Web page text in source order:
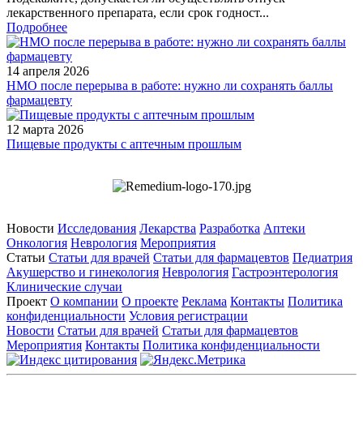
лекарственного препарата, если срок годност...
Подробнее
14 апреля 2026
НМО после перерыва в работе: нужно ли сохранять баллы
фармацевту
12 марта 2026
Пищевые продукты с аптечным прошлым
Новости Исследования Лекарства Разработка Аптеки
Онкология Неврология Мероприятия
Статьи Статьи для врачей Статьи для фармацевтов Педиатрия
Акушерство и гинекология Неврология Гастроэнтерология
Клинические случаи
Проект О компании О проекте Реклама Контакты Политика
конфиденциальности Условия регистрации
Новости Статьи для врачей Статьи для фармацевтов
Мероприятия Контакты Политика конфиденциальности